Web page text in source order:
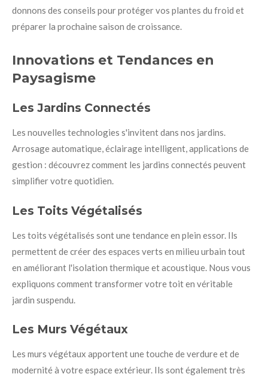
donnons des conseils pour protéger vos plantes du froid et
préparer la prochaine saison de croissance.
Innovations et Tendances en
Paysagisme
Les Jardins Connectés
Les nouvelles technologies s'invitent dans nos jardins.
Arrosage automatique, éclairage intelligent, applications de
gestion : découvrez comment les jardins connectés peuvent
simplifier votre quotidien.
Les Toits Végétalisés
Les toits végétalisés sont une tendance en plein essor. Ils
permettent de créer des espaces verts en milieu urbain tout
en améliorant l'isolation thermique et acoustique. Nous vous
expliquons comment transformer votre toit en véritable
jardin suspendu.
Les Murs Végétaux
Les murs végétaux apportent une touche de verdure et de
modernité à votre espace extérieur. Ils sont également très